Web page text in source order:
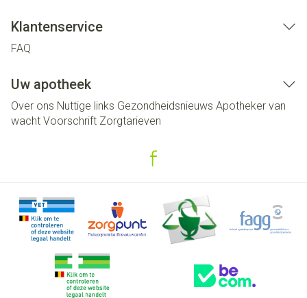
Klantenservice
FAQ
Uw apotheek
Over ons Nuttige links Gezondheidsnieuws Apotheker van
wacht Voorschrift Zorgtarieven